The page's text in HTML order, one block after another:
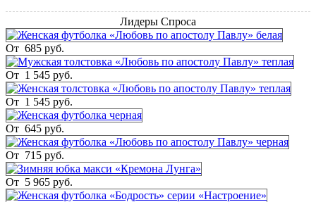
Лидеры Спроса
От 685 руб.
От 1 545 руб.
От 1 545 руб.
От 645 руб.
От 715 руб.
От 5 965 руб.